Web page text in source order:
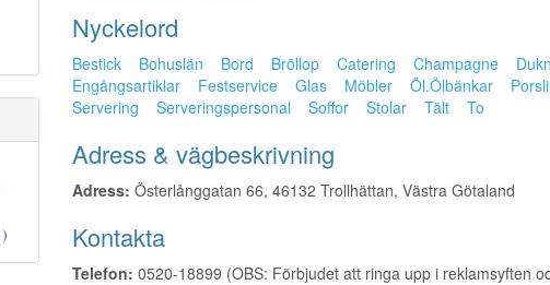
)
Nyckelord
Bestick Bohuslän Bord Bröllop Catering Champagne
Engångsartiklar
Festservice Glas Möbler Öl.Ölbänkar
Servering
Serveringspersonal Soffor Stolar Tält To
Adress & vägbeskrivning
Adress: Österlånggatan 66, 46132 Trollhättan, Västra Götaland
Kontakta
Telefon: 0520-18899 (OBS: Förbjudet att ringa upp i reklamsyften